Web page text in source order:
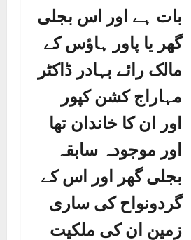
بات ہے اور اس بجلی
گھر یا پاور ہاؤس کے
مالک رائے بہادر ڈاکٹر
مہاراج کشن کپور
اور ان کا خاندان تھا
اور موجودہ سابقہ
بجلی گھر اور اس کے
گردونواح کی ساری
زمین ان کی ملکیت